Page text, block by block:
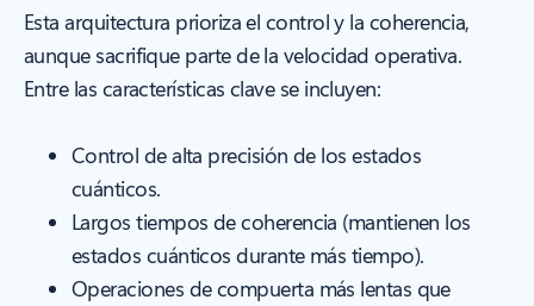
Esta arquitectura prioriza el control y la coherencia,
aunque sacrifique parte de la velocidad operativa.
Entre las características clave se incluyen:
Control de alta precisión de los estados
cuánticos.
Largos tiempos de coherencia (mantienen los
estados cuánticos durante más tiempo).
Operaciones de compuerta más lentas que